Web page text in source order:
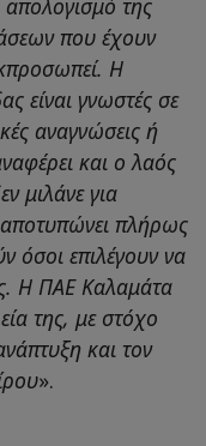
που έχουν
Η
είναι γνωστές σε
αναγνώσεις ή
και ο λαός
μιλάνε για
αποτυπώνει πλήρως
όσοι επιλέγουν να
Η ΠΑΕ Καλαμάτα
της, με στόχο
και τον
».